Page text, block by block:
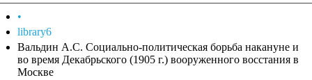
•
library6
Вальдин А.С. Социально-политическая борьба накануне и
во время Декабрьского (1905 г.) вооруженного восстания в
Москве